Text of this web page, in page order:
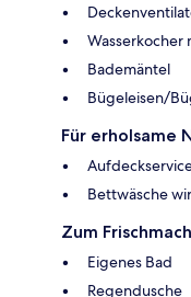
Bademäntel
Bügeleisen/
Für erholsame
Bettwäsche
Zum
Eigenes Bad
Regendusche